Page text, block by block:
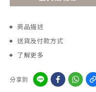
商品描述
送貨及付款方式
了解更多
分享到